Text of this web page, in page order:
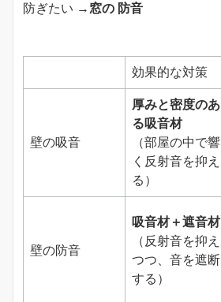
防ぎたい → 窓の 防音
効果的な対策
壁の吸音
厚みと密度のあ
る吸音材
（部屋の中で響
く反射音を抑え
る）
壁の防音
吸音材＋遮音材
（反射音を抑え
つつ、音を遮断
する）